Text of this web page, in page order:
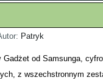
Patryk
Gadżet od Samsunga,
z wszechstronnym